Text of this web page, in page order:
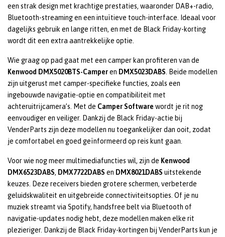
een strak design met krachtige prestaties, waaronder DAB+-radio,
Bluetooth-streaming en een intuïtieve touch-interface. Ideaal voor
dagelijks gebruik en lange ritten, en met de Black Friday-korting
wordt dit een extra aantrekkelijke optie.
Wie graag op pad gaat met een camper kan profiteren van de
Kenwood DMX5020BTS-Camperen DMX5023DABS . Beide modellen
zijn uitgerust met camper-specifieke functies, zoals een
ingebouwde navigatie-optie en compatibiliteit met
achteruitrijcamera’s. Met de Camper Software wordt je rit nog
eenvoudiger en veiliger. Dankzij de Black Friday-actie bij
VenderParts zijn deze modellen nu toegankelijker dan ooit, zodat
je comfortabel en goed geïnformeerd op reis kunt gaan.
Voor wie nog meer multimediafuncties wil, zijn de Kenwood
DMX6523DABS, DMX7722DABS en DMX8021DABS uitstekende
keuzes. Deze receivers bieden grotere schermen, verbeterde
geluidskwaliteit en uitgebreide connectiviteitsopties. Of je nu
muziek streamt via Spotify, handsfree belt via Bluetooth of
navigatie-updates nodig hebt, deze modellen maken elke rit
plezieriger. Dankzij de Black Friday-kortingen bij VenderParts kun je